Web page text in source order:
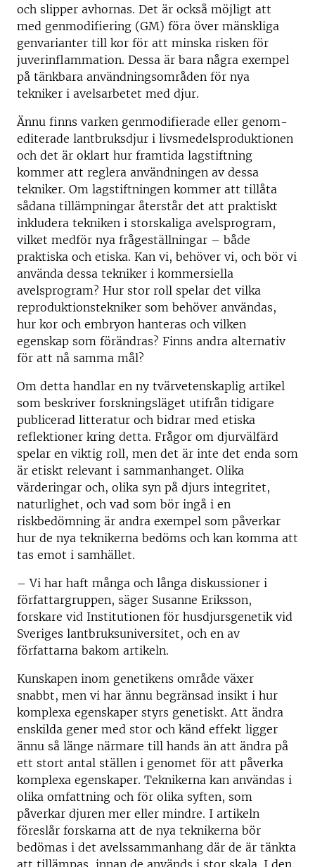
och slipper avhornas. Det är också möjligt att
med genmodifiering (GM) föra över mänskliga
genvarianter till kor för att minska risken för
juverinflammation. Dessa är bara några exempel
på tänkbara användningsområden för nya
tekniker i avelsarbetet med djur.
Ännu finns varken genmodifierade eller genom-
editerade lantbruksdjur i livsmedelsproduktionen
och det är oklart hur framtida lagstiftning
kommer att reglera användningen av dessa
tekniker. Om lagstiftningen kommer att tillåta
sådana tillämpningar återstår det att praktiskt
inkludera tekniken i storskaliga avelsprogram,
vilket medför nya frågeställningar – både
praktiska och etiska. Kan vi, behöver vi, och bör vi
använda dessa tekniker i kommersiella
avelsprogram? Hur stor roll spelar det vilka
reproduktionstekniker som behöver användas,
hur kor och embryon hanteras och vilken
egenskap som förändras? Finns andra alternativ
för att nå samma mål?
Om detta handlar en ny tvärvetenskaplig artikel
som beskriver forskningsläget utifrån tidigare
publicerad litteratur och bidrar med etiska
reflektioner kring detta. Frågor om djurvälfärd
spelar en viktig roll, men det är inte det enda som
är etiskt relevant i sammanhanget. Olika
värderingar och, olika syn på djurs integritet,
naturlighet, och vad som bör ingå i en
riskbedömning är andra exempel som påverkar
hur de nya teknikerna bedöms och kan komma att
tas emot i samhället.
– Vi har haft många och långa diskussioner i
författargruppen, säger Susanne Eriksson,
forskare vid Institutionen för husdjursgenetik vid
Sveriges lantbruksuniversitet, och en av
författarna bakom artikeln.
Kunskapen inom genetikens område växer
snabbt, men vi har ännu begränsad insikt i hur
komplexa egenskaper styrs genetiskt. Att ändra
enskilda gener med stor och känd effekt ligger
ännu så länge närmare till hands än att ändra på
ett stort antal ställen i genomet för att påverka
komplexa egenskaper. Teknikerna kan användas i
olika omfattning och för olika syften, som
påverkar djuren mer eller mindre. I artikeln
föreslår forskarna att de nya teknikerna bör
bedömas i det avelssammanhang där de är tänkta
att tillämpas, innan de används i stor skala. I den